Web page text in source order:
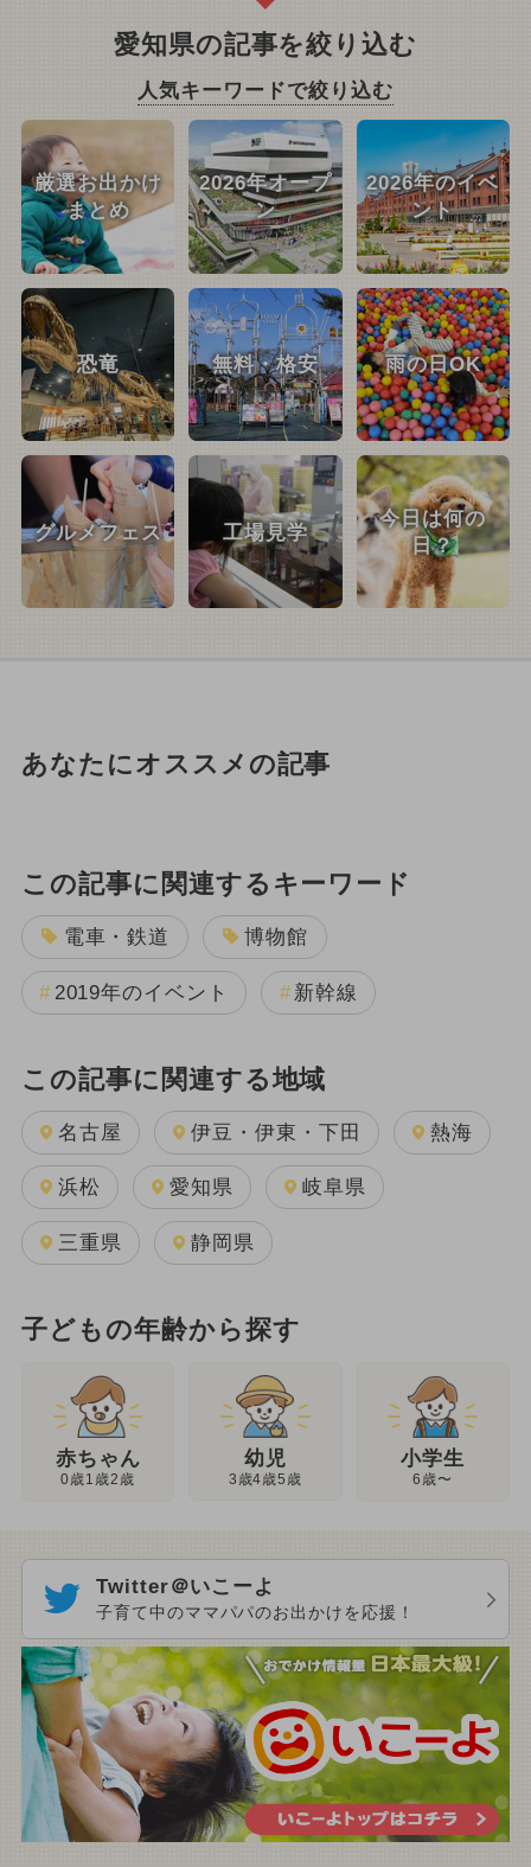
愛知県の記事を絞り込む
人気キーワードで絞り込む
厳選お出かけ
まとめ
2026年オープ
ン
2026年のイベ
ント
恐竜 無料・格安 雨の日OK
グルメフェス 工場見学
今日は何の
日？
あなたにオススメの記事
この記事に関連するキーワード
電車・鉄道 博物館
2019年のイベント 新幹線
この記事に関連する地域
名古屋 伊豆・伊東・下田 熱海
浜松 愛知県 岐阜県
三重県 静岡県
子どもの年齢から探す
赤ちゃん
0歳1歳2歳
幼児
3歳4歳5歳
小学生
6歳〜
Twitter＠いこーよ
子育て中のママパパのお出かけを応援！